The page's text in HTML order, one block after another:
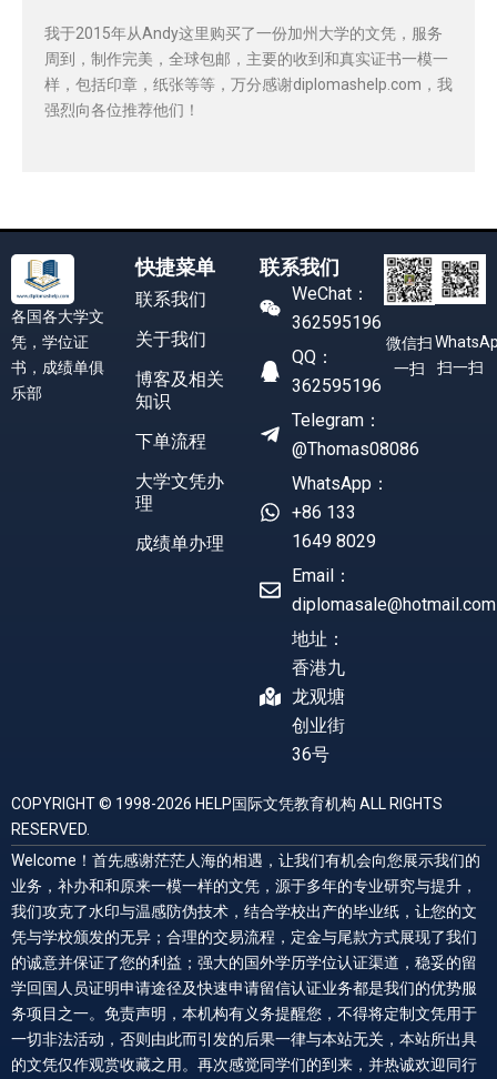
我于2015年从Andy这里购买了一份加州大学的文凭，服务
周到，制作完美，全球包邮，主要的收到和真实证书一模一
样，包括印章，纸张等等，万分感谢diplomashelp.com，我
强烈向各位推荐他们！
各国各大学文
凭，学位证
书，成绩单俱
乐部
快捷菜单
联系我们
关于我们
博客及相关
知识
下单流程
大学文凭办
理
成绩单办理
联系我们
WeChat：
362595196
QQ：
362595196
Telegram：
@Thomas08086
WhatsApp：
+86 133
1649 8029
Email：
diplomasale@hotmail.com
地址：
香港九
龙观塘
创业街
36号
微信扫
一扫
扫一扫
COPYRIGHT © 1998-2026 HELP国际文凭教育机构 ALL RIGHTS
RESERVED.
Welcome！首先感谢茫茫人海的相遇，让我们有机会向您展示我们的
业务，补办和和原来一模一样的文凭，源于多年的专业研究与提升，
我们攻克了水印与温感防伪技术，结合学校出产的毕业纸，让您的文
凭与学校颁发的无异；合理的交易流程，定金与尾款方式展现了我们
的诚意并保证了您的利益；强大的国外学历学位认证渠道，稳妥的留
学回国人员证明申请途径及快速申请留信认证业务都是我们的优势服
务项目之一。免责声明，本机构有义务提醒您，不得将定制文凭用于
一切非法活动，否则由此而引发的后果一律与本站无关，本站所出具
的文凭仅作观赏收藏之用。再次感觉同学们的到来，并热诚欢迎同行